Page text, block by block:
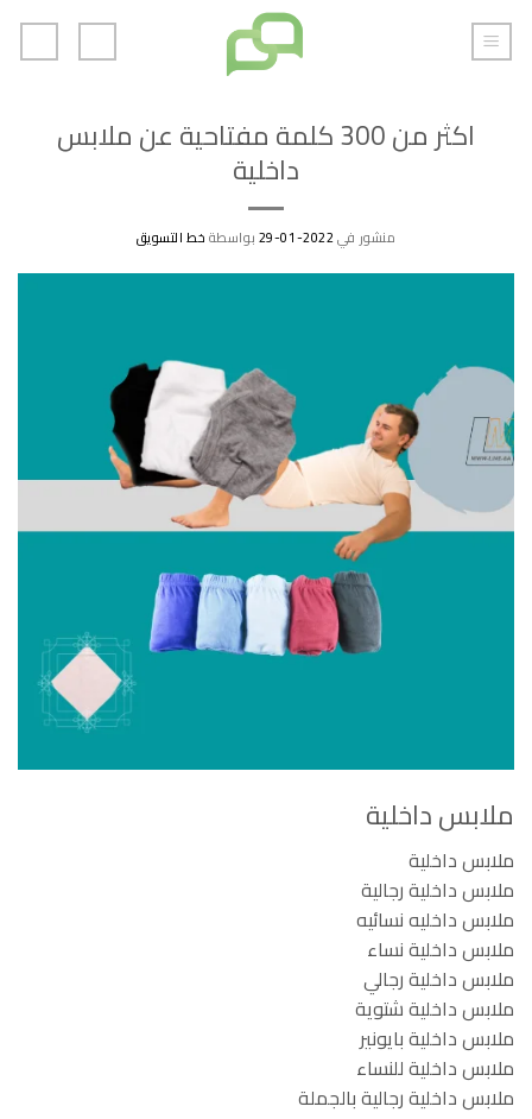
تخطي
للمحتوى
اكثر من 300 كلمة مفتاحية عن ملابس
داخلية
منشور في2022-01-29 بواسطةخط التسويق
ملابس داخلية
ملابس داخلية
ملابس داخلية رجالية
ملابس داخليه نسائيه
ملابس داخلية نساء
ملابس داخلية رجالي
ملابس داخلية شتوية
ملابس داخلية بايونير
ملابس داخلية للنساء
ملابس داخلية رجالية بالجملة